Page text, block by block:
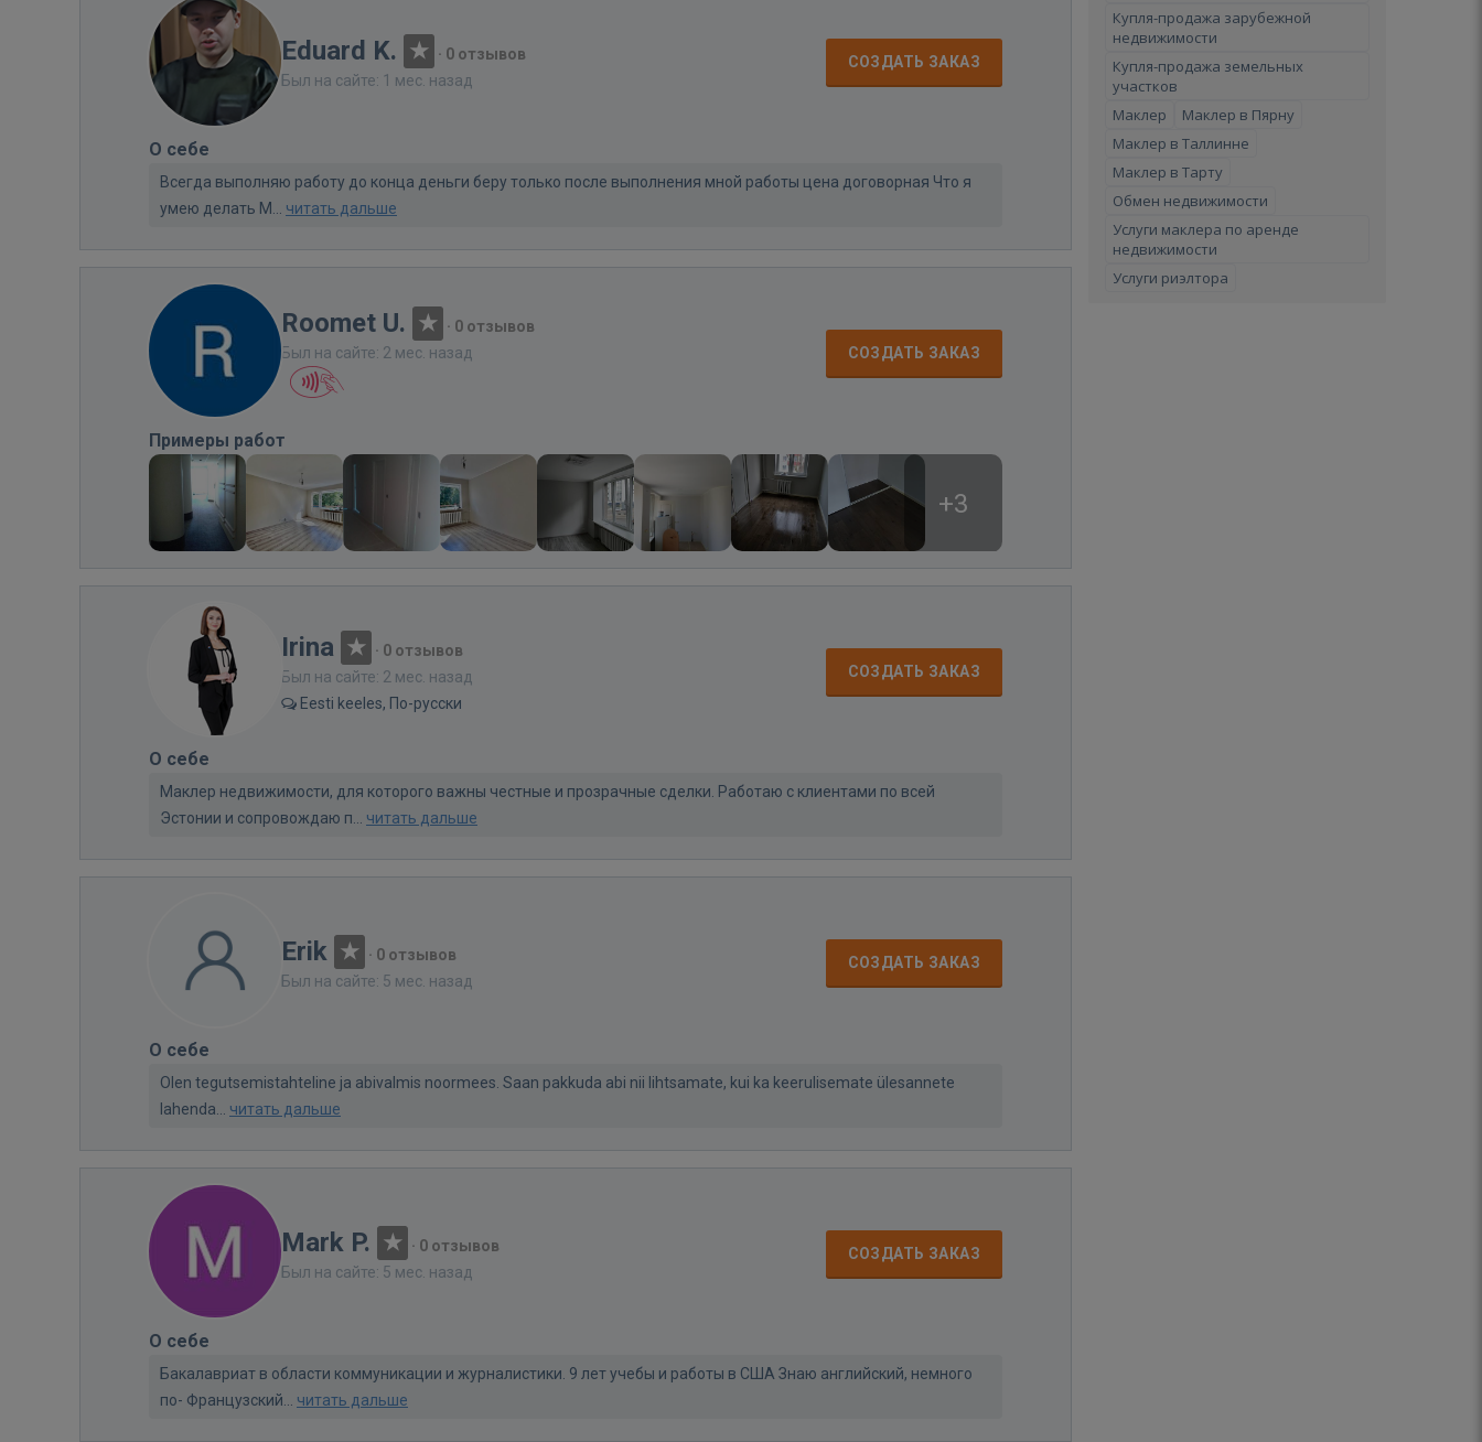
Eduard K. · 0 отзывов
Был на сайте: 1 мес. назад
СОЗДАТЬ ЗАКАЗ
О себе
Всегда выполняю работу до конца деньги беру только после выполнения мной работы цена договорная Что я
умею делать М... читать дальше
Roomet U. · 0 отзывов
Был на сайте: 2 мес. назад
СОЗДАТЬ ЗАКАЗ
Примеры работ
+3
Irina · 0 отзывов
Был на сайте: 2 мес. назад
Eesti keeles, По-русски
СОЗДАТЬ ЗАКАЗ
О себе
Маклер недвижимости, для которого важны честные и прозрачные сделки. Работаю с клиентами по всей
Эстонии и сопровождаю п... читать дальше
Erik · 0 отзывов
Был на сайте: 5 мес. назад
СОЗДАТЬ ЗАКАЗ
О себе
Olen tegutsemistahteline ja abivalmis noormees. Saan pakkuda abi nii lihtsamate, kui ka keerulisemate ülesannete
lahenda... читать дальше
Mark P. · 0 отзывов
Был на сайте: 5 мес. назад
СОЗДАТЬ ЗАКАЗ
О себе
Бакалавриат в области коммуникации и журналистики. 9 лет учебы и работы в США Знаю английский, немного
по- Французский... читать дальше
Купля-продажа зарубежной
недвижимости
Купля-продажа земельных
участков
Маклер
Маклер в Пярну
Маклер в Таллинне
Маклер в Тарту
Обмен недвижимости
Услуги маклера по аренде
недвижимости
Услуги риэлтора